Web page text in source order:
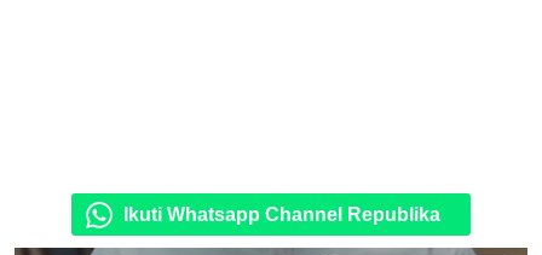
Ikuti Whatsapp Channel Republika